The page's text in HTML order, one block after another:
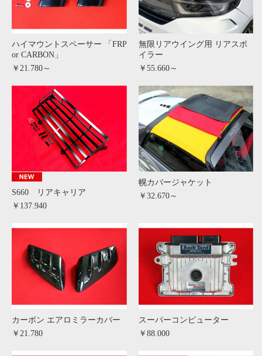
ハイマウントスペーサー 「FRP
or CARBON」
￥21.780～
無限リアウイング用 リアスポ
イラー
￥55.660～
S660 リアキャリア
￥137.940
幌カバージャケット
￥32.670～
カーボン エアロミラーカバー
￥21.780
スーパーコンピューター
￥88.000